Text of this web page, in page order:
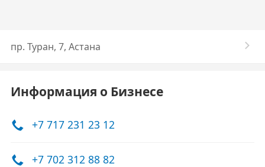
пр. Туран, 7, Астана
Информация о Бизнесе
+7 717 231 23 12
+7 702 312 88 82